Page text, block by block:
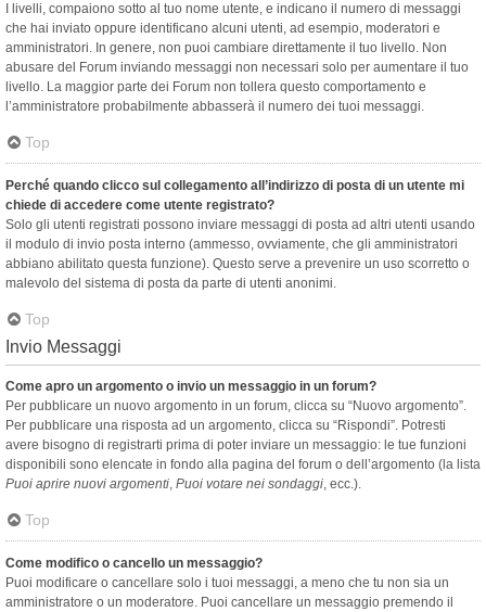
I livelli, compaiono sotto al tuo nome utente, e indicano il numero di messaggi
che hai inviato oppure identificano alcuni utenti, ad esempio, moderatori e
amministratori. In genere, non puoi cambiare direttamente il tuo livello. Non
abusare del Forum inviando messaggi non necessari solo per aumentare il tuo
livello. La maggior parte dei Forum non tollera questo comportamento e
l’amministratore probabilmente abbasserà il numero dei tuoi messaggi.
Top
Perché quando clicco sul collegamento all’indirizzo di posta di un utente mi
chiede di accedere come utente registrato?
Solo gli utenti registrati possono inviare messaggi di posta ad altri utenti usando
il modulo di invio posta interno (ammesso, ovviamente, che gli amministratori
abbiano abilitato questa funzione). Questo serve a prevenire un uso scorretto o
malevolo del sistema di posta da parte di utenti anonimi.
Top
Invio Messaggi
Come apro un argomento o invio un messaggio in un forum?
Per pubblicare un nuovo argomento in un forum, clicca su “Nuovo argomento”.
Per pubblicare una risposta ad un argomento, clicca su “Rispondi”. Potresti
avere bisogno di registrarti prima di poter inviare un messaggio: le tue funzioni
disponibili sono elencate in fondo alla pagina del forum o dell’argomento (la lista
Puoi aprire nuovi argomenti, Puoi votare nei sondaggi, ecc.).
Top
Come modifico o cancello un messaggio?
Puoi modificare o cancellare solo i tuoi messaggi, a meno che tu non sia un
amministratore o un moderatore. Puoi cancellare un messaggio premendo il